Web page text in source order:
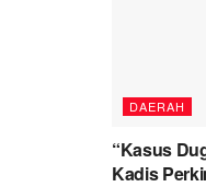
DAERAH
“Kasus
Kadis